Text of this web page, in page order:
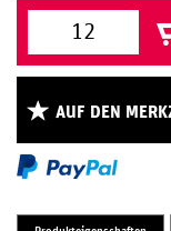
AUF DEN